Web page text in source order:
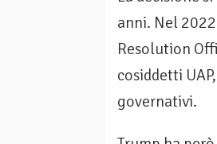
anni. Nel
Resolution
cosiddetti
governativi.